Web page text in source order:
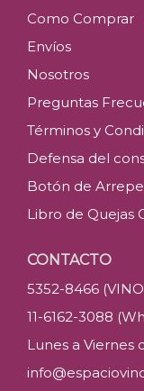
Como Comprar
Envíos
Nosotros
Preguntas
Términos y
Defensa del
Botón de
Libro de Quejas
CONTACTO
5352-8466
11-6162-3088
Lunes a Viernes